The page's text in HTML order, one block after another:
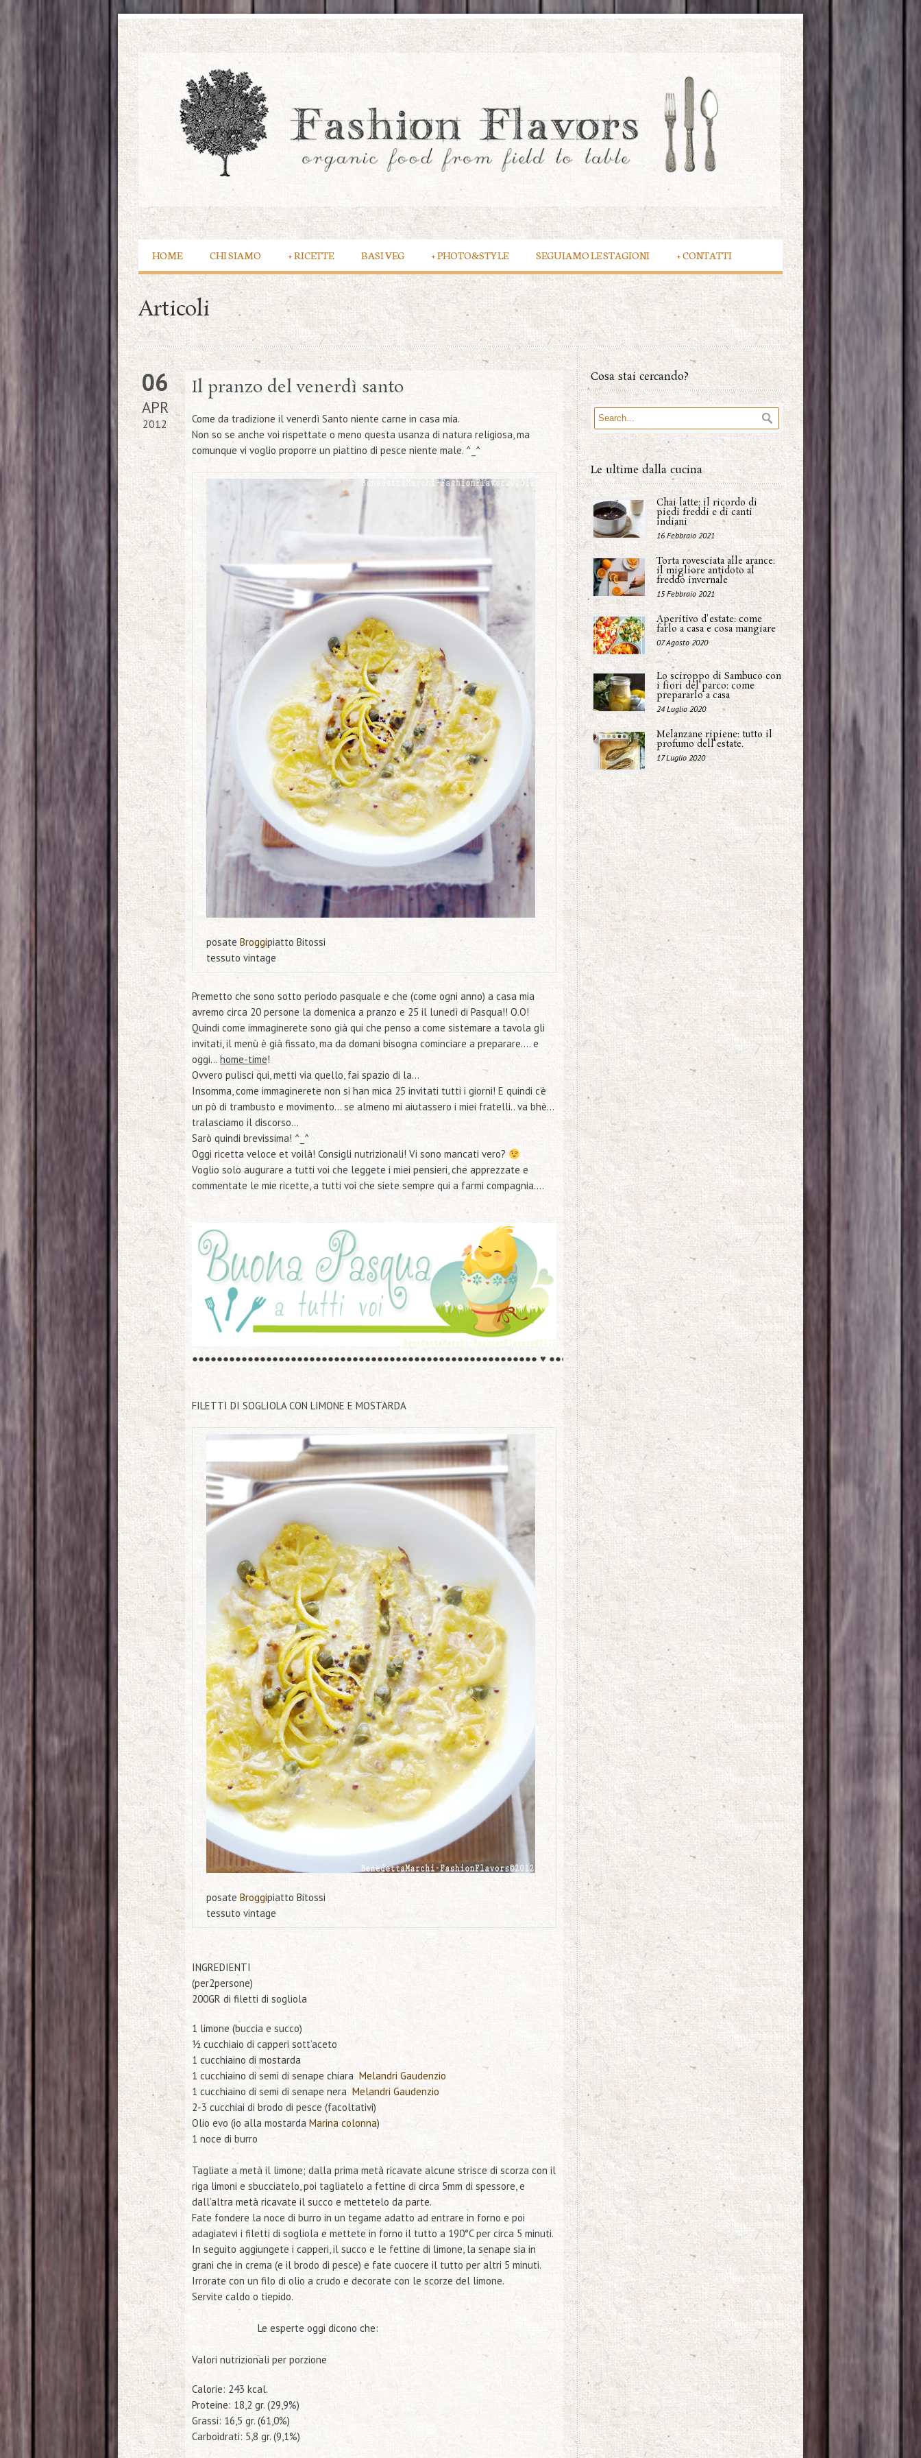
HOME CHI SIAMO RICETTE
+ BASI VEG PHOTO&STYLE
+ SEGUIAMO LE STAGIONI CONTATTI
+
Articoli
06
APR
2012
Il pranzo del venerdì santo
Come da tradizione il venerdì Santo niente carne in casa mia.
Non so se anche voi rispettate o meno questa usanza di natura religiosa, ma
comunque vi voglio proporre un piattino di pesce niente male. ^_^
posate Broggipiatto Bitossi
tessuto vintage
Premetto che sono sotto periodo pasquale e che (come ogni anno) a casa mia
avremo circa 20 persone la domenica a pranzo e 25 il lunedì di Pasqua!! O.O!
Quindi come immaginerete sono già qui che penso a come sistemare a tavola gli
invitati, il menù è già fissato, ma da domani bisogna cominciare a preparare…. e
oggi… home-time!
Ovvero pulisci qui, metti via quello, fai spazio di la…
Insomma, come immaginerete non si han mica 25 invitati tutti i giorni! E quindi c’è
un pò di trambusto e movimento… se almeno mi aiutassero i miei fratelli.. va bhè…
tralasciamo il discorso…
Sarò quindi brevissima! ^_^
Oggi ricetta veloce et voilà! Consigli nutrizionali! Vi sono mancati vero?
Voglio solo augurare a tutti voi che leggete i miei pensieri, che apprezzate e
commentate le mie ricette, a tutti voi che siete sempre qui a farmi compagnia….
●●●●●●●●●●●●●●●●●●●●●●●●●●●●●●●●●●●●●●●●●●●●●●●●●●●●●●●● ♥ ●●●● ● ●● ● ● ● ●● ● ● ● ● ● ● ●
FILETTI DI SOGLIOLA CON LIMONE E MOSTARDA
posate Broggipiatto Bitossi
tessuto vintage
INGREDIENTI
(per2persone)
200GR di filetti di sogliola
1 limone (buccia e succo)
½ cucchiaio di capperi sott’aceto
1 cucchiaino di mostarda
1 cucchiaino di semi di senape chiara Melandri Gaudenzio
1 cucchiaino di semi di senape nera Melandri Gaudenzio
2-3 cucchiai di brodo di pesce (facoltativi)
Olio evo (io alla mostarda Marina colonna)
1 noce di burro
Tagliate a metà il limone; dalla prima metà ricavate alcune strisce di scorza con il
riga limoni e sbucciatelo, poi tagliatelo a fettine di circa 5mm di spessore, e
dall’altra metà ricavate il succo e mettetelo da parte.
Fate fondere la noce di burro in un tegame adatto ad entrare in forno e poi
adagiatevi i filetti di sogliola e mettete in forno il tutto a 190°C per circa 5 minuti.
In seguito aggiungete i capperi, il succo e le fettine di limone, la senape sia in
grani che in crema (e il brodo di pesce) e fate cuocere il tutto per altri 5 minuti.
Irrorate con un filo di olio a crudo e decorate con le scorze del limone.
Servite caldo o tiepido.
Le esperte oggi dicono che:
Valori nutrizionali per porzione
Calorie: 243 kcal.
Proteine: 18,2 gr. (29,9%)
Grassi: 16,5 gr. (61,0%)
Carboidrati: 5,8 gr. (9,1%)
Cosa stai cercando?
Le ultime dalla cucina
Chai latte: il ricordo di
piedi freddi e di canti
indiani
16 Febbraio 2021
Torta rovesciata alle arance:
il migliore antidoto al
freddo invernale
15 Febbraio 2021
Aperitivo d'estate: come
farlo a casa e cosa mangiare
07 Agosto 2020
Lo sciroppo di Sambuco con
i fiori del parco: come
prepararlo a casa
24 Luglio 2020
Melanzane ripiene: tutto il
profumo dell'estate.
17 Luglio 2020